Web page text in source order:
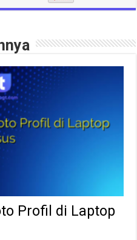
Profil di Laptop